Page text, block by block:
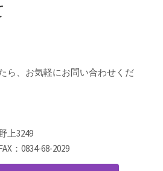
ら、お気軽にお問い合わせくだ
上3249
：0834-68-2029